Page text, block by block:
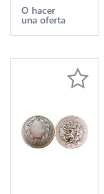
1865 A
Paris
Make offer
O hacer
una oferta